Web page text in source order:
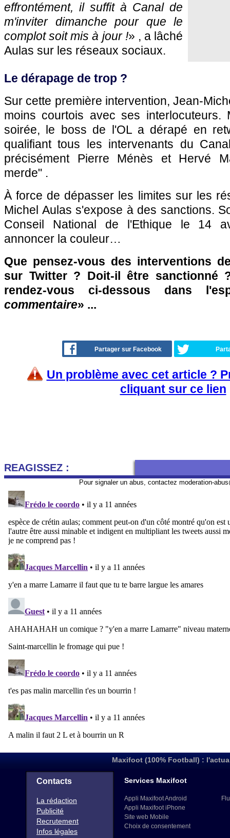
effrontément, il suffit à Canal de
m'inviter dimanche pour que le
complot soit mis à jour !» , a lâché
Aulas sur les réseaux sociaux.
Le dérapage de trop ?
Sur cette première intervention, Jean-
moins courtois avec ses
soirée, le boss de l'OL a dérapé en
qualifiant tous les intervenants du
précisément Pierre Ménès et Hervé
merde" .
À force de dépasser les limites sur les
Michel Aulas s'expose à des sanctions.
Conseil National de l'Ethique le 14
annoncer la couleur…
Que pensez-vous des interventions
sur Twitter ? Doit-il être sanctionné
rendez-vous ci-dessous dans
commentaire» ...
Partager sur Facebook
Un problème avec cet article ?
cliquant sur ce lien
REAGISSEZ :
Pour signaler un abus, contactez moderation-
Maxifoot (100% Football) :
Contacts
La rédaction
Publicité
Recrutement
Infos légales
Services Maxifoot
Appli Maxifoot Android
Appli Maxifoot iPhone
Site web Mobile
Choix de consentement